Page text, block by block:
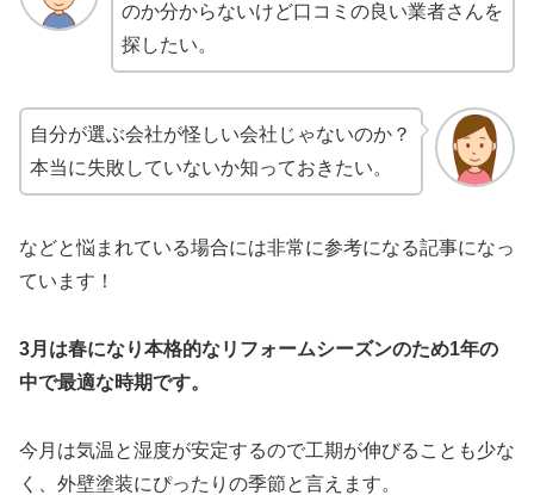
のか分からないけど口コミの良い業者さんを
探したい。
自分が選ぶ会社が怪しい会社じゃないのか？
本当に失敗していないか知っておきたい。
などと悩まれている場合には非常に参考になる記事になっ
ています！
3月は春になり本格的なリフォームシーズンのため1年の
中で最適な時期です。
今月は気温と湿度が安定するので工期が伸びることも少な
く、外壁塗装にぴったりの季節と言えます。